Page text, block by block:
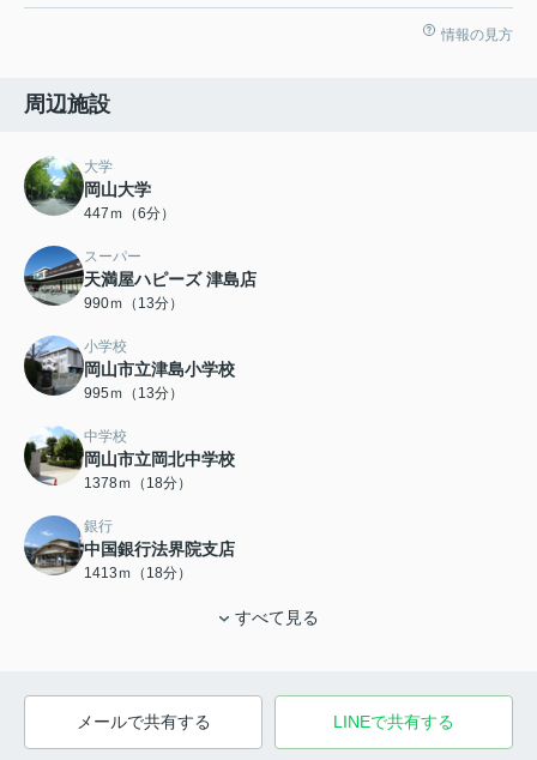
情報の見方
周辺施設
大学
岡山大学
447ｍ（6分）
スーパー
天満屋ハピーズ 津島店
990ｍ（13分）
小学校
岡山市立津島小学校
995ｍ（13分）
中学校
岡山市立岡北中学校
1378ｍ（18分）
銀行
中国銀行法界院支店
1413ｍ（18分）
すべて見る
メールで共有する LINEで共有する